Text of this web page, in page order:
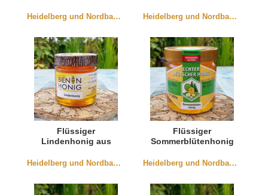
Heidelberg und Nordbaden Heidelberg und Nordbaden
Flüssiger
Lindenhonig aus
Heidelberg und Nordbaden
Flüssiger
Sommerblütenhonig
Heidelberg und Nordbaden